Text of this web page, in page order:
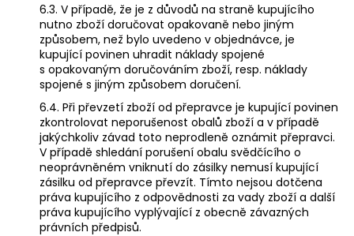
6.3. V případě, že je z důvodů na straně kupujícího
nutno zboží doručovat opakovaně nebo jiným
způsobem, než bylo uvedeno v objednávce, je
kupující povinen uhradit náklady spojené
s opakovaným doručováním zboží, resp. náklady
spojené s jiným způsobem doručení.
6.4. Při převzetí zboží od přepravce je kupující povinen
zkontrolovat neporušenost obalů zboží a v případě
jakýchkoliv závad toto neprodleně oznámit přepravci.
V případě shledání porušení obalu svědčícího o
neoprávněném vniknutí do zásilky nemusí kupující
zásilku od přepravce převzít. Tímto nejsou dotčena
práva kupujícího z odpovědnosti za vady zboží a další
práva kupujícího vyplývající z obecně závazných
právních předpisů.